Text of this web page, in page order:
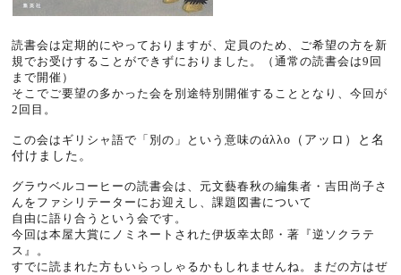
読書会は定期的にやっておりますが、定員のため、ご希望の方を新
規でお受けすることができずにおりました。（通常の読書会は9回
まで開催）
そこでご要望の多かった会を別途特別開催することとなり、今回が
2回目。
この会はギリシャ語で「別の」という意味のάλλο（アッロ）と名
付けました。
グラウベルコーヒーの読書会は、元文藝春秋の編集者・吉田尚子さ
んをファシリテーターにお迎えし、課題図書について
自由に語り合うという会です。
今回は本屋大賞にノミネートされた伊坂幸太郎・著『逆ソクラテ
ス』。
すでに読まれた方もいらっしゃるかもしれませんね。まだの方はぜ